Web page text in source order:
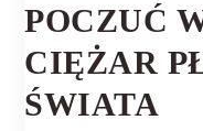
POCZUĆ
CIĘŻAR
ŚWIATA